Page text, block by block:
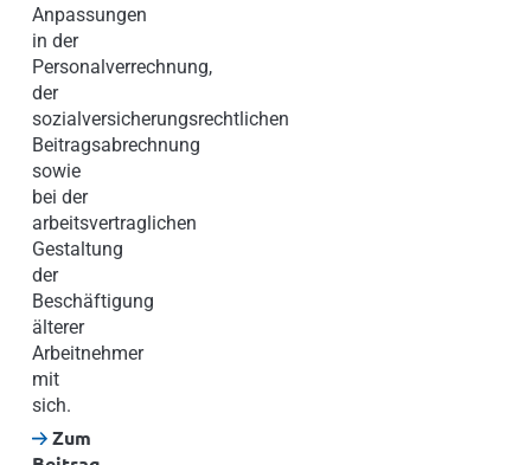
Anpassungen
in der
Personalverrechnung,
der
sozialversicherungsrechtlichen
Beitragsabrechnung
sowie
bei der
arbeitsvertraglichen
Gestaltung
der
Beschäftigung
älterer
Arbeitnehmer
mit
sich.
Zum